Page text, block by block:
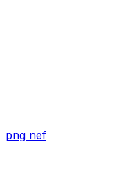
png nef